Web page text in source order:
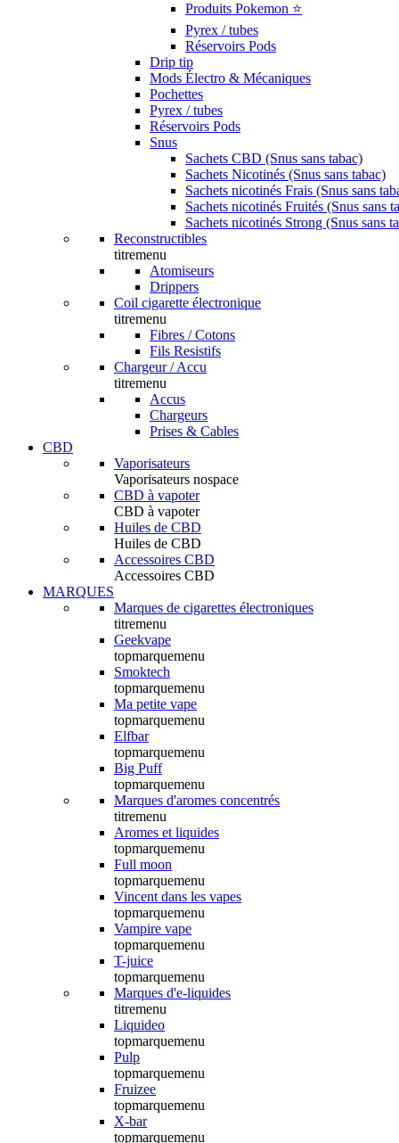
Produits Pokemon ⭐️
Pyrex / tubes
Réservoirs Pods
Drip tip
Mods Électro & Mécaniques
Pochettes
Pyrex / tubes
Réservoirs Pods
Snus
Sachets CBD (Snus sans tabac)
Sachets Nicotinés (Snus sans tabac)
Sachets nicotinés Frais (Snus sans
Sachets nicotinés Fruités (Snus sans
Sachets nicotinés Strong (Snus sans
Reconstructibles
titremenu
Atomiseurs
Drippers
Coil cigarette électronique
titremenu
Fibres / Cotons
Fils Resistifs
Chargeur / Accu
titremenu
Accus
Chargeurs
Prises & Cables
CBD
Vaporisateurs
Vaporisateurs nospace
CBD à vapoter
CBD à vapoter
Huiles de CBD
Huiles de CBD
Accessoires CBD
Accessoires CBD
MARQUES
Marques de cigarettes électroniques
titremenu
Geekvape
topmarquemenu
Smoktech
topmarquemenu
Ma petite vape
topmarquemenu
Elfbar
topmarquemenu
Big Puff
topmarquemenu
Marques d'aromes concentrés
titremenu
Aromes et liquides
topmarquemenu
Full moon
topmarquemenu
Vincent dans les vapes
topmarquemenu
Vampire vape
topmarquemenu
T-juice
topmarquemenu
Marques d'e-liquides
titremenu
Liquideo
topmarquemenu
Pulp
topmarquemenu
Fruizee
topmarquemenu
X-bar
topmarquemenu